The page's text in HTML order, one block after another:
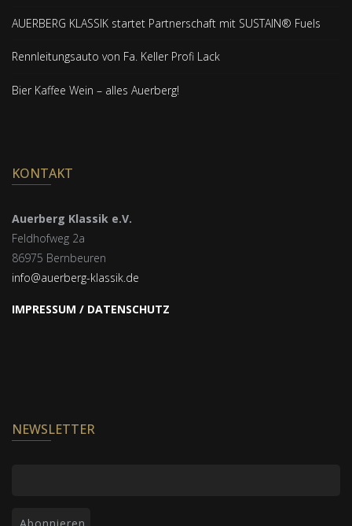
AUERBERG KLASSIK startet Partnerschaft mit SUSTAIN® Fuels
Rennleitungsauto von Fa. Keller Profi Lack
Bier Kaffee Wein – alles Auerberg!
KONTAKT
Auerberg Klassik e.V.
Feldhofweg 2a
86975 Bernbeuren
info@auerberg-klassik.de
IMPRESSUM / DATENSCHUTZ
NEWSLETTER